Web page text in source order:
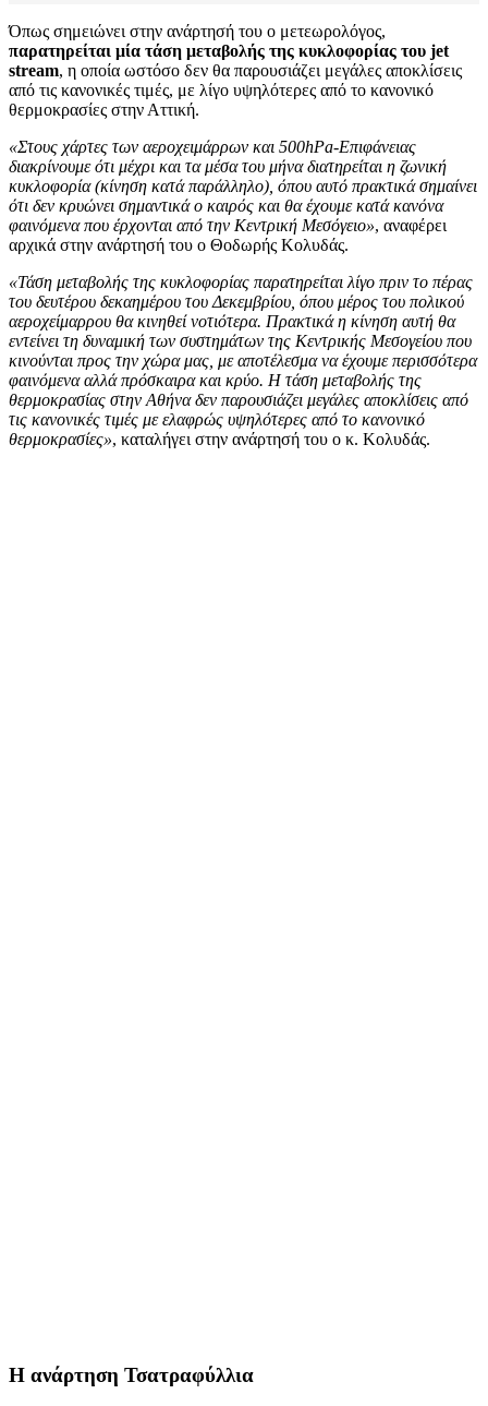
Όπως σημειώνει στην ανάρτησή του ο μετεωρολόγος,
παρατηρείται μία τάση μεταβολής της κυκλοφορίας του jet
stream, η οποία ωστόσο δεν θα παρουσιάζει μεγάλες αποκλίσεις
από τις κανονικές τιμές, με λίγο υψηλότερες από το κανονικό
θερμοκρασίες στην Αττική.
«Στους χάρτες των αεροχειμάρρων και 500hPa-Επιφάνειας
διακρίνουμε ότι μέχρι και τα μέσα του μήνα διατηρείται η ζωνική
κυκλοφορία (κίνηση κατά παράλληλο), όπου αυτό πρακτικά σημαίνει
ότι δεν κρυώνει σημαντικά ο καιρός και θα έχουμε κατά κανόνα
φαινόμενα που έρχονται από την Κεντρική Μεσόγειο», αναφέρει
αρχικά στην ανάρτησή του ο Θοδωρής Κολυδάς.
«Τάση μεταβολής της κυκλοφορίας παρατηρείται λίγο πριν το πέρας
του δευτέρου δεκαημέρου του Δεκεμβρίου, όπου μέρος του πολικού
αεροχείμαρρου θα κινηθεί νοτιότερα. Πρακτικά η κίνηση αυτή θα
εντείνει τη δυναμική των συστημάτων της Κεντρικής Μεσογείου που
κινούνται προς την χώρα μας, με αποτέλεσμα να έχουμε περισσότερα
φαινόμενα αλλά πρόσκαιρα και κρύο. Η τάση μεταβολής της
θερμοκρασίας στην Αθήνα δεν παρουσιάζει μεγάλες αποκλίσεις από
τις κανονικές τιμές με ελαφρώς υψηλότερες από το κανονικό
θερμοκρασίες», καταλήγει στην ανάρτησή του ο κ. Κολυδάς.
Η ανάρτηση Τσατραφύλλια